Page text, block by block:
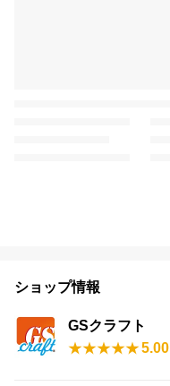
ショップ情報
GSクラフト
5.00